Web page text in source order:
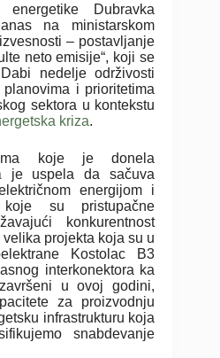
Dubravka
na ministarskom
– postavljanje
neto emisije“, koji se
nedelje održivosti
i prioritetima
sektora u kontekstu
kriza.
koje je donela
je uspela da sačuva
energijom i
su pristupačne
konkurentnost
projekta koja su u
Kostolac B3
interkonektora ka
u ovoj godini,
za proizvodnju
infrastrukturu koja
snabdevanje